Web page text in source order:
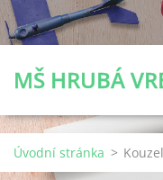
MŠ HRUBÁ
Úvodní stránka >